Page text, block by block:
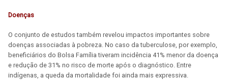
Doenças
O conjunto de estudos também revelou impactos importantes sobre
doenças associadas à pobreza. No caso da tuberculose, por exemplo,
beneficiários do Bolsa Família tiveram incidência 41% menor da doença
e redução de 31% no risco de morte após o diagnóstico. Entre
indígenas, a queda da mortalidade foi ainda mais expressiva.